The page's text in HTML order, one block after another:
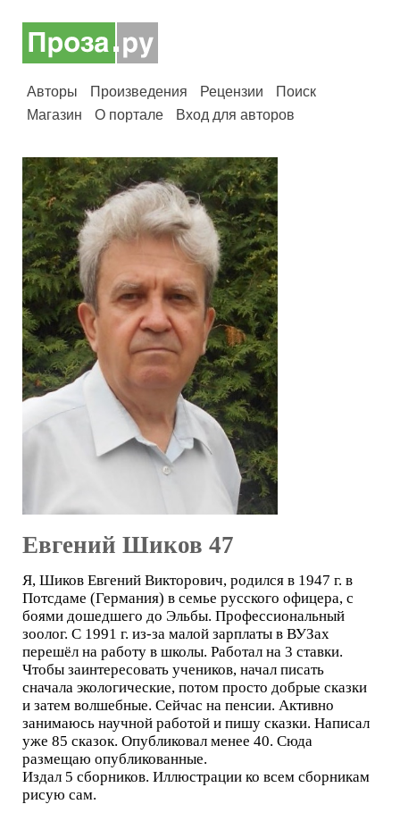
Авторы Произведения Рецензии
Поиск
Магазин
О портале Вход для авторов
Евгений Шиков 47
Я, Шиков Евгений Викторович, родился в 1947 г. в
Потсдаме (Германия) в семье русского офицера, с
боями дошедшего до Эльбы. Профессиональный
зоолог. С 1991 г. из-за малой зарплаты в ВУЗах
перешёл на работу в школы. Работал на 3 ставки.
Чтобы заинтересовать учеников, начал писать
сначала экологические, потом просто добрые сказки
и затем волшебные. Сейчас на пенсии. Активно
занимаюсь научной работой и пишу сказки. Написал
уже 85 сказок. Опубликовал менее 40. Сюда
размещаю опубликованные.
Издал 5 сборников. Иллюстрации ко всем сборникам
рисую сам.